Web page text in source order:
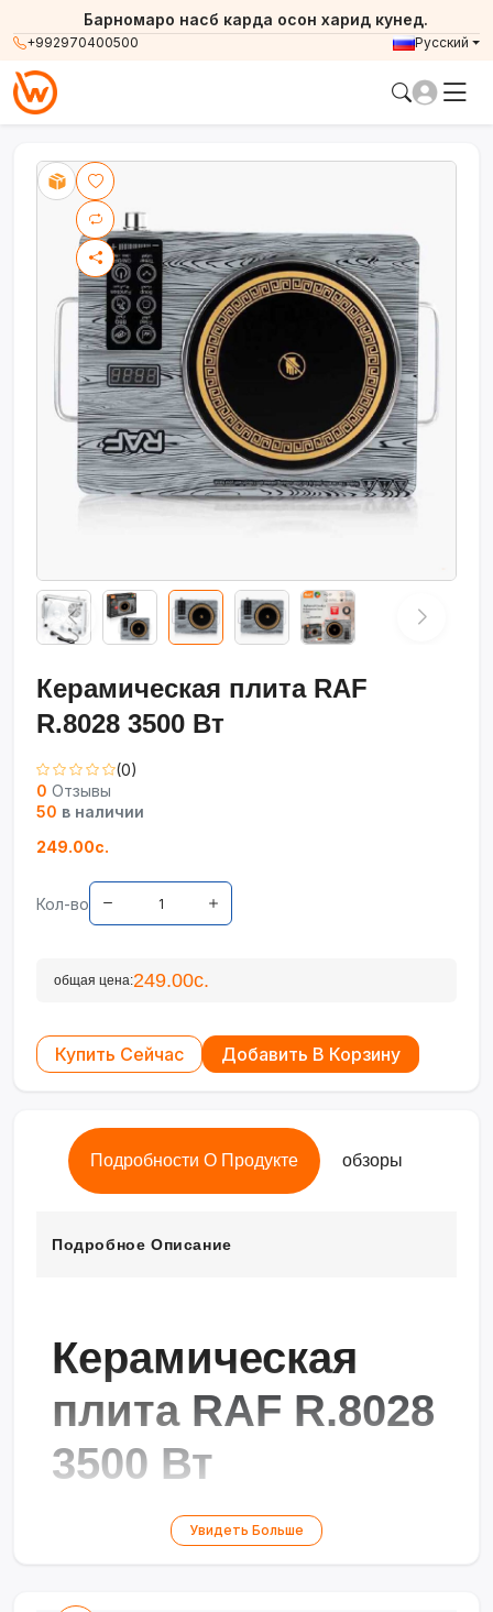
+992970400500
Барномаро насб карда осон харид кунед.
Русский
Керамическая плита RAF
R.8028 3500 Вт
(0)
0 Отзывы
50 в наличии
249.00с.
Кол-во
общая цена:249.00с.
Купить Сейчас Добавить В Корзину
Подробности О Продукте обзоры
Подробное Описание
Керамическая
плитаRAF R.8028
3500 Вт
Мощность 3500 Вт— быстрый нагрев и
эффективное приготовление
Сенсорное управление + дисплей
Увидеть Больше